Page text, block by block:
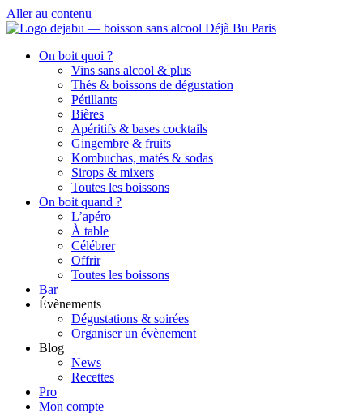
Aller au contenu
On boit quoi ?
Vins sans alcool & plus
Thés & boissons de dégustation
Pétillants
Bières
Apéritifs & bases cocktails
Gingembre & fruits
Kombuchas, matés & sodas
Sirops & mixers
Toutes les boissons
On boit quand ?
L’apéro
À table
Célébrer
Offrir
Toutes les boissons
Bar
Évènements
Dégustations & soirées
Organiser un évènement
Blog
News
Recettes
Pro
Mon compte